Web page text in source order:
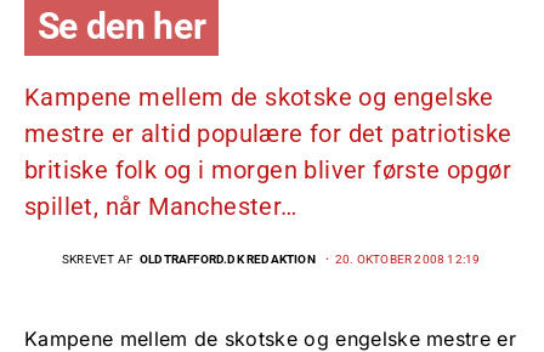
Se den her
Kampene mellem de skotske og engelske
mestre er altid populære for det patriotiske
britiske folk og i morgen bliver første opgør
spillet, når Manchester…
SKREVET AF OLDTRAFFORD.DK REDAKTION 20. OKTOBER 2008 12:19
Kampene mellem de skotske og engelske mestre er